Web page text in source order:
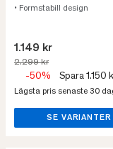
• Formstabill design
1.149 kr
2.299 kr
-50% Spara 1.150
Lägsta pris senaste 30
SE VARIANTER